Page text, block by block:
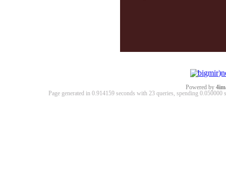
Powered by
Page generated in 0.914159 seconds with 23 queries, spending